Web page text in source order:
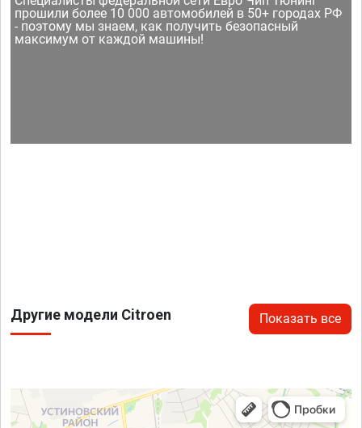
прошили более 10 000 автомобилей в 50+ городах РФ
- поэтому мы знаем, как получить безопасный
максимум от каждой машины!
Другие модели Citroen Показать все